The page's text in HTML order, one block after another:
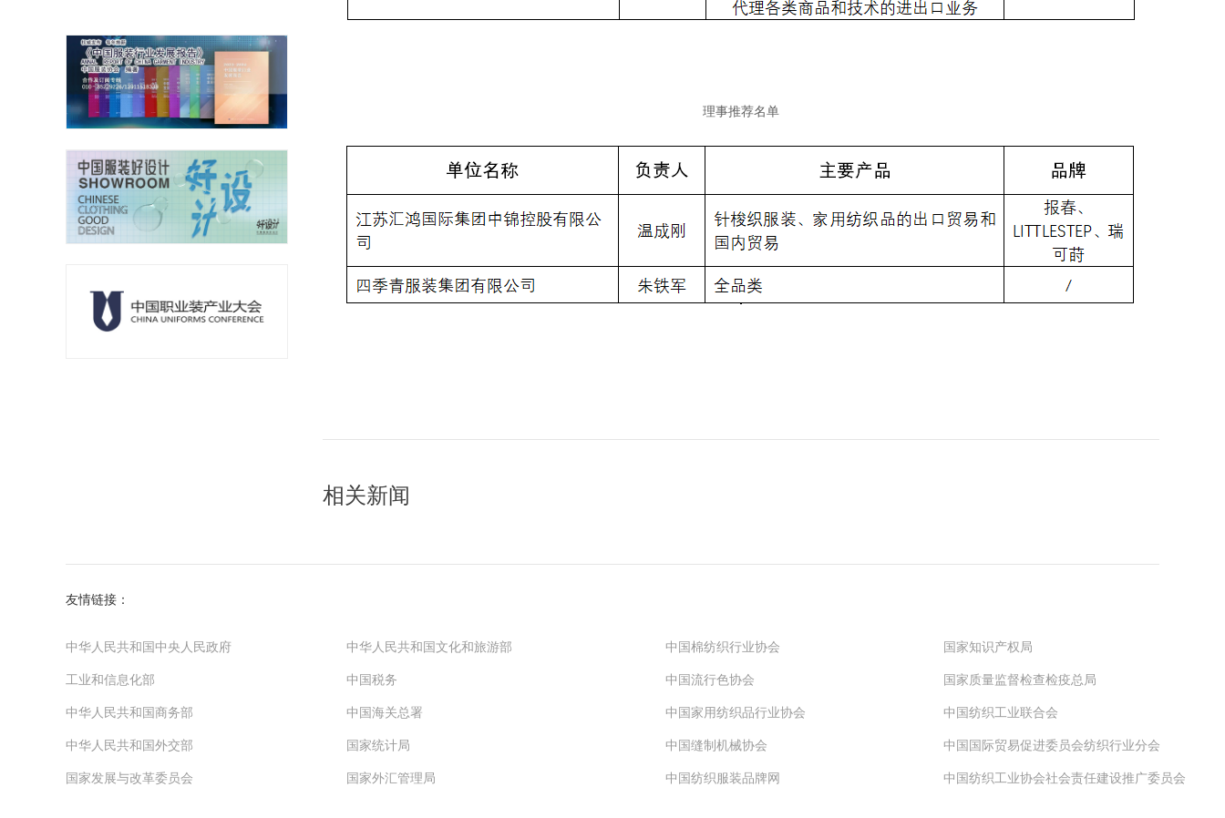
理事推荐名单
相关新闻
友情链接：
中华人民共和国中央人民政府
工业和信息化部
中华人民共和国商务部
中华人民共和国外交部
国家发展与改革委员会
中华人民共和国文化和旅游部
中国税务
中国海关总署
国家统计局
国家外汇管理局
中国棉纺织行业协会
中国流行色协会
中国家用纺织品行业协会
中国缝制机械协会
中国纺织服装品牌网
国家知识产权局
国家质量监督检查检疫总局
中国纺织工业联合会
中国国际贸易促进委员会纺织行业分会
中国纺织工业协会社会责任建设推广委员会